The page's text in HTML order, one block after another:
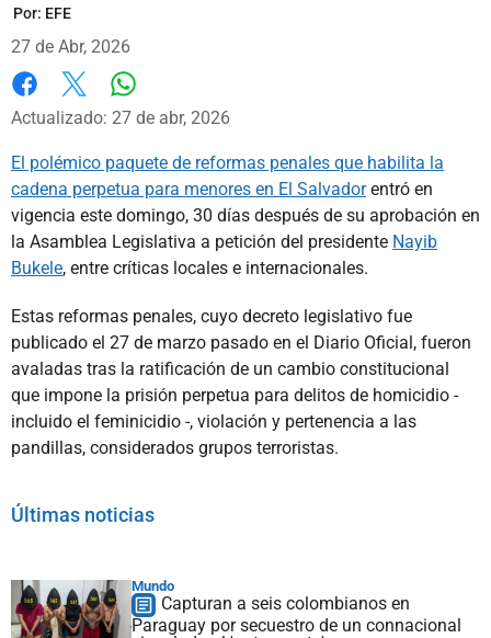
Por: EFE
27 de Abr, 2026
Facebook
X
Actualizado: 27 de abr, 2026
El polémico paquete de reformas penales que habilita la
cadena perpetua para menores en El Salvadorentró en
vigencia este domingo, 30 días después de su aprobación en
la Asamblea Legislativa a petición del presidente Nayib
Bukele, entre críticas locales e internacionales.
Estas reformas penales, cuyo decreto legislativo fue
publicado el 27 de marzo pasado en el Diario Oficial, fueron
avaladas tras la ratificación de un cambio constitucional
que impone la prisión perpetua para delitos de homicidio -
incluido el feminicidio -, violación y pertenencia a las
pandillas, considerados grupos terroristas.
Últimas noticias
Mundo
Capturan a seis colombianos en
Paraguay por secuestro de un connacional